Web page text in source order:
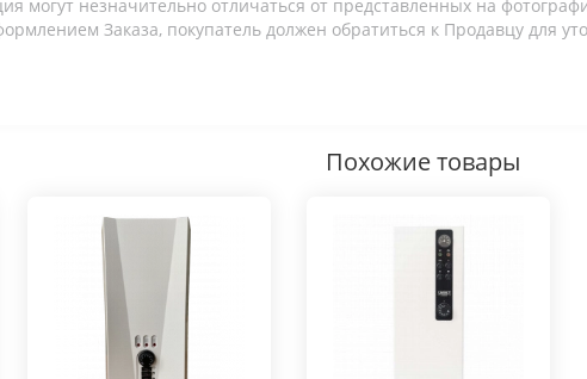
могут незначительно отличаться от представленных на
Заказа, покупатель должен обратиться к Продавцу для
Похожие товары